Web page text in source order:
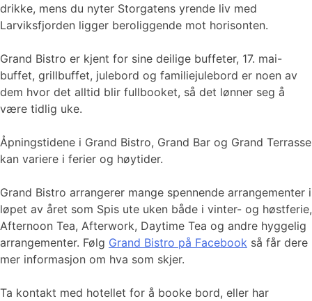
drikke, mens du nyter Storgatens yrende liv med
Larviksfjorden ligger beroliggende mot horisonten.
Grand Bistro er kjent for sine deilige buffeter, 17. mai-
buffet, grillbuffet, julebord og familiejulebord er noen av
dem hvor det alltid blir fullbooket, så det lønner seg å
være tidlig uke.
Åpningstidene i Grand Bistro, Grand Bar og Grand Terrasse
kan variere i ferier og høytider.
Grand Bistro arrangerer mange spennende arrangementer i
løpet av året som Spis ute uken både i vinter- og høstferie,
Afternoon Tea, Afterwork, Daytime Tea og andre hyggelig
arrangementer. Følg Grand Bistro på Facebook så får dere
mer informasjon om hva som skjer.
Ta kontakt med hotellet for å booke bord, eller har